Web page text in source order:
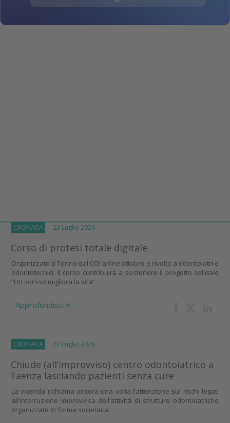
CRONACA 23 Luglio 2026
Corso di protesi totale digitale
Organizzato a Torino dal COI a fine ottobre e rivolto a odontoiatri e
odontotecnici. Il corso contribuirà a sostenere il progetto solidale
“Un sorriso migliora la vita”
Approfondisci
CRONACA 22 Luglio 2026
Chiude (all’improvviso) centro odontoiatrico a
Faenza lasciando pazienti senza cure
La vicenda richiama ancora una volta l’attenzione sui rischi legati
all’interruzione improvvisa dell’attività di strutture odontoiatriche
organizzate in forma societaria